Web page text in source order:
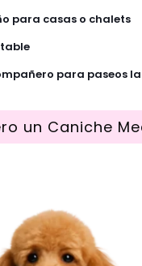
para casas o chalets
para paseos
un Caniche